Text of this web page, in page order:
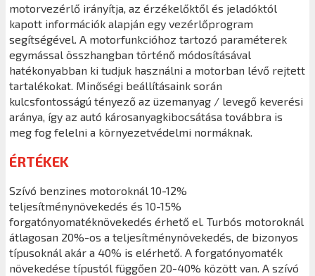
motorvezérlő irányítja, az érzékelőktől és jeladóktól
kapott információk alapján egy vezérlőprogram
segítségével. A motorfunkcióhoz tartozó paraméterek
egymással összhangban történő módosításával
hatékonyabban ki tudjuk használni a motorban lévő rejtett
tartalékokat. Minőségi beállításaink során
kulcsfontosságú tényező az üzemanyag / levegő keverési
aránya, így az autó károsanyagkibocsátása továbbra is
meg fog felelni a környezetvédelmi normáknak.
ÉRTÉKEK
Szívó benzines motoroknál 10-12%
teljesítménynövekedés és 10-15%
forgatónyomatéknövekedés érhető el. Turbós motoroknál
átlagosan 20%-os a teljesítménynövekedés, de bizonyos
típusoknál akár a 40% is elérhető. A forgatónyomaték
növekedése típustól függően 20-40% között van. A szívó